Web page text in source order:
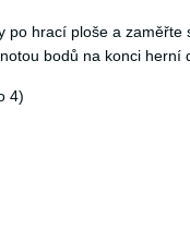
hrací ploše a
bodů na konci herní
4)